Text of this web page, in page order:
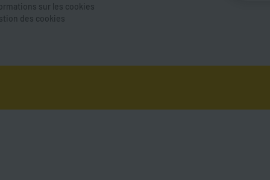
sur les cookies
des cookies